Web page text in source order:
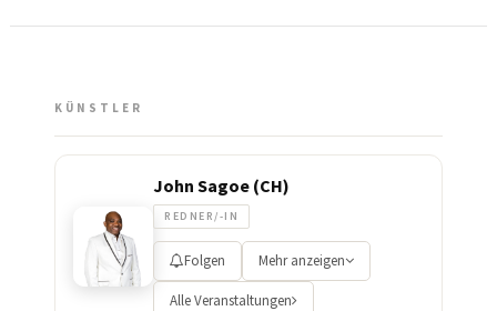
KÜNSTLER
John Sagoe (CH)
REDNER/-IN
Folgen Mehr anzeigen
Alle Veranstaltungen